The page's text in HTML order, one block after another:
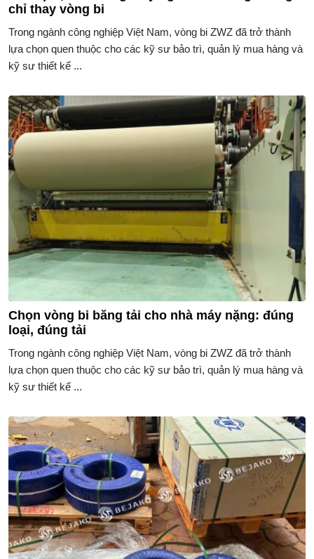
chỉ thay vòng bi
Trong ngành công nghiệp Việt Nam, vòng bi ZWZ đã trở thành
lựa chọn quen thuộc cho các kỹ sư bảo trì, quản lý mua hàng và
kỹ sư thiết kế ...
Chọn vòng bi băng tải cho nhà máy nặng: đúng
loại, đúng tải
Trong ngành công nghiệp Việt Nam, vòng bi ZWZ đã trở thành
lựa chọn quen thuộc cho các kỹ sư bảo trì, quản lý mua hàng và
kỹ sư thiết kế ...